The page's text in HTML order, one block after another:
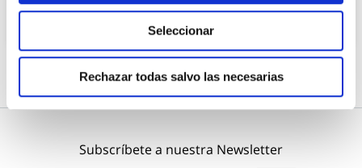
Seleccionar
Rechazar todas salvo las necesarias
Añadir al carrito
Subscríbete a nuestra Newsletter